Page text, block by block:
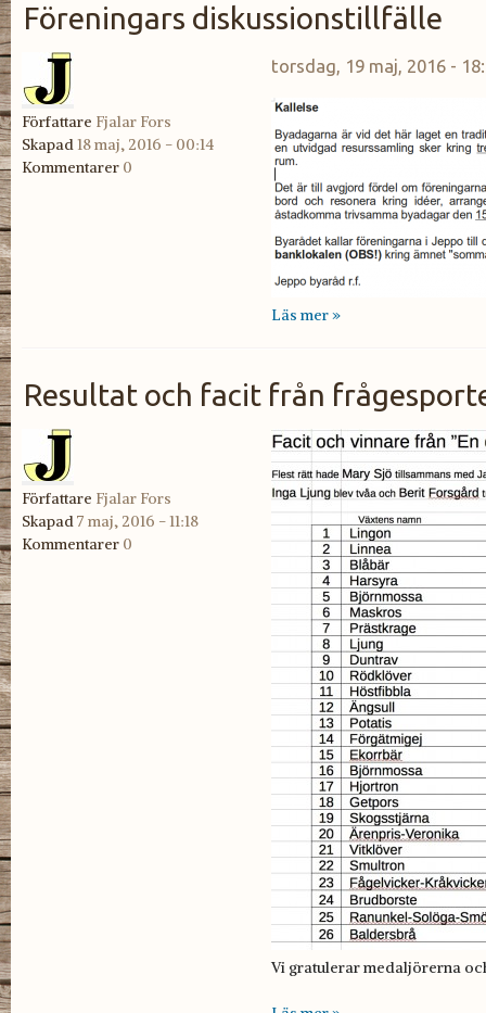
Föreningars diskussionstillfälle
Författare Fjalar Fors
Skapad18 maj, 2016 - 00:14
Kommentarer 0
torsdag, 19 maj, 2016 -
Läs mer »
Resultat och facit från
Författare Fjalar Fors
Skapad7 maj, 2016 - 11:18
Kommentarer 0
Vi gratulerar medaljörerna